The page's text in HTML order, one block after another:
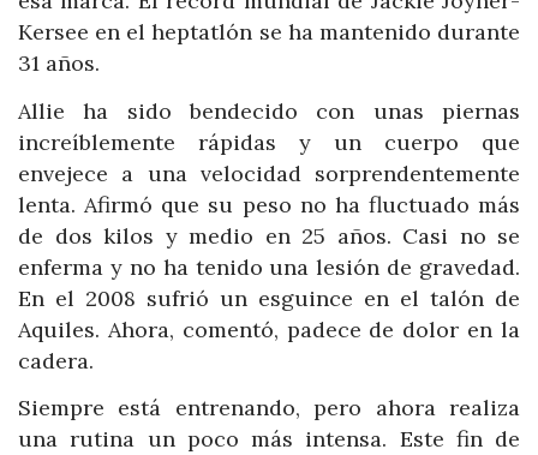
Kersee en el heptatlón se ha mantenido durante
31 años.
Allie ha sido bendecido con unas piernas
increíblemente rápidas y un cuerpo que
envejece a una velocidad sorprendentemente
lenta. Afirmó que su peso no ha fluctuado más
de dos kilos y medio en 25 años. Casi no se
enferma y no ha tenido una lesión de gravedad.
En el 2008 sufrió un esguince en el talón de
Aquiles. Ahora, comentó, padece de dolor en la
cadera.
Siempre está entrenando, pero ahora realiza
una rutina un poco más intensa. Este fin de